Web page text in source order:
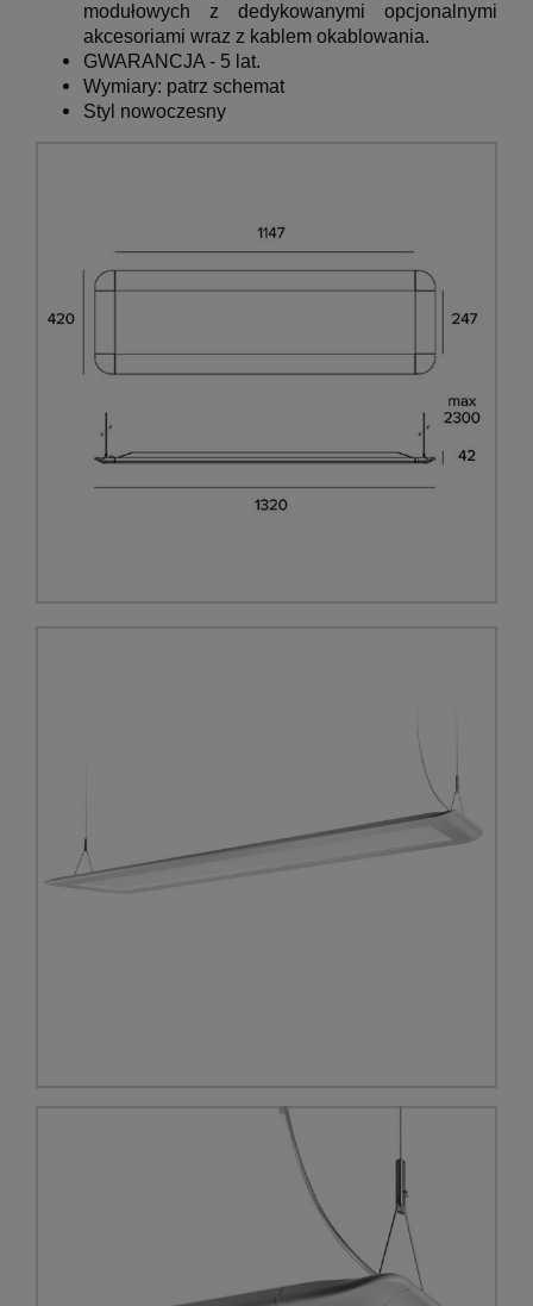
modułowych z dedykowanymi opcjonalnymi
akcesoriami wraz z kablem okablowania.
GWARANCJA - 5 lat.
Wymiary: patrz schemat
Styl nowoczesny